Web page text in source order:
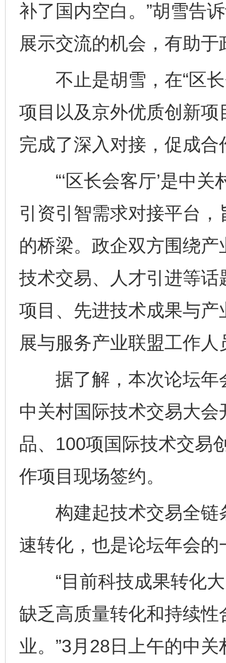
补了国内空白。”胡雪告
展示交流的机会，有助
不止是胡雪，在“区长
项目以及京外优质创新
完成了深入对接，促成合
“‘区长会客厅’是中关
引资引智需求对接平台
的桥梁。政企双方围绕
技术交易、人才引进等
项目、先进技术成果与产
展与服务产业联盟工作
据了解，本次论坛年
中关村国际技术交易大
品、100项国际技术交易
作项目现场签约。
构建起技术交易全链
速转化，也是论坛年会的
“目前科技成果转化大
缺乏高质量转化和持续
业。”3月28日上午的中